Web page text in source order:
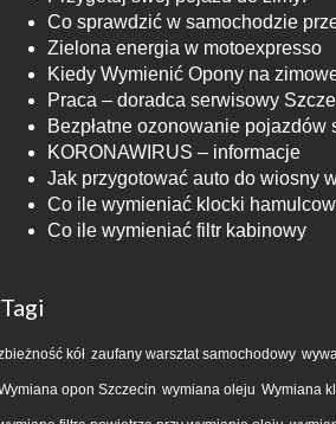
Co sprawdzić w samochodzie
Zielona energia w motoexpresso
Kiedy Wymienić Opony na
Praca – doradca serwisowy
Bezpłatne ozonowanie pojazdów
KORONAWIRUS – informacje
Jak przygotować auto do wiosny
Co ile wymieniać klocki
Co ile wymieniać filtr kabinowy
Tagi
kół zaufany warsztat samochodowy
opon Szczecin wymiana oleju Wymiana